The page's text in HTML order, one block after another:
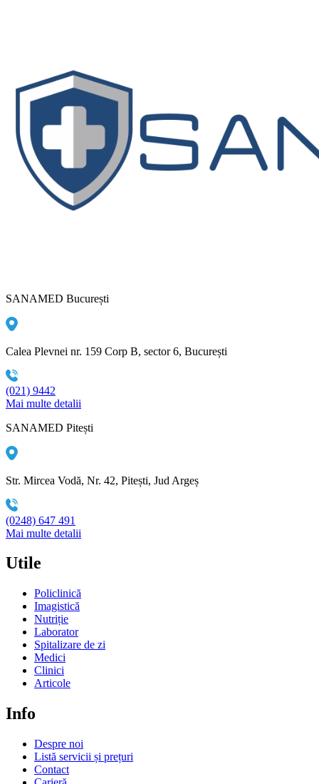
SANAMED București
Calea Plevnei nr. 159 Corp B, sector 6, București
(021) 9442
Mai multe detalii
SANAMED Pitești
Str. Mircea Vodă, Nr. 42, Pitești, Jud Argeș
(0248) 647 491
Mai multe detalii
Utile
Policlinică
Imagistică
Nutriție
Laborator
Spitalizare de zi
Medici
Clinici
Articole
Info
Despre noi
Listă servicii și prețuri
Contact